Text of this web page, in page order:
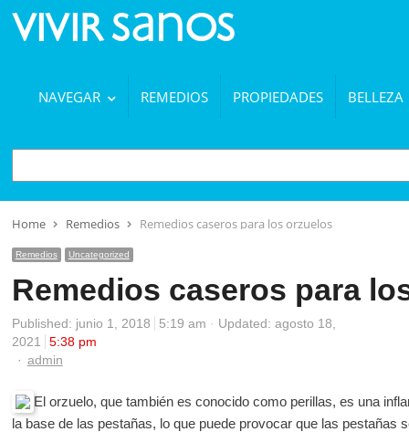
NAVEGAR REMEDIOS PROPIEDADES BELLEZA
BUSCAR
Home Remedios Remedios caseros para los orzuelos
Remedios Uncategorized
Remedios caseros para
Published: junio 1, 2018 5:19 am
Updated: agosto 18,
2021
5:38 pm
Author
admin
El orzuelo, que también es conocido como perillas, es una
la base de las pestañas, lo que puede provocar que las pestañas